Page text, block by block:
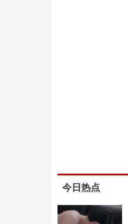
今日热点